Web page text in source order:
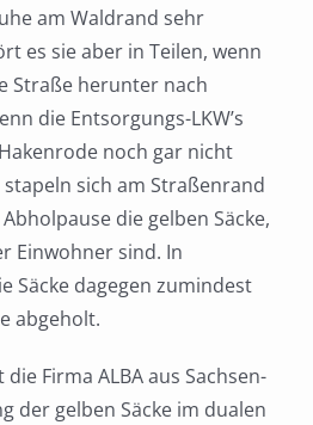
am Waldrand sehr
es sie aber in Teilen, wenn
Straße herunter nach
die Entsorgungs-LKW’s
noch gar nicht
sich am Straßenrand
die gelben Säcke,
Einwohner sind. In
Säcke dagegen zumindest
abgeholt.
Firma ALBA aus Sachsen-
der gelben Säcke im dualen